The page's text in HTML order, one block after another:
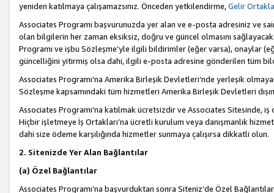
yeniden katılmaya çalışamazsınız. Önceden yetkilendirme,Gelir
Associates Programı başvurunuzda yer alan ve e-posta adresiniz ve
olan bilgilerin her zaman eksiksiz, doğru ve güncel olmasını
Programı ve işbu Sözleşme’yle ilgili bildirimler (eğer varsa), onaylar
güncelliğini yitirmiş olsa dahi, ilgili e-posta adresine gönderilen tüm
Associates Programı’na Amerika Birleşik Devletleri’nde yerleşik
Sözleşme kapsamındaki tüm hizmetleri Amerika Birleşik Devletleri
Associates Programı'na katılmak ücretsizdir ve Associates Sitesinde,
Hiçbir işletmeye İş Ortakları’na ücretli kurulum veya danışmanlık
dahi size ödeme karşılığında hizmetler sunmaya çalışırsa dikkatli olun.
2. Sitenizde Yer Alan Bağlantılar
(a) Özel Bağlantılar
Associates Programı’na başvurduktan sonra Siteniz’de Özel